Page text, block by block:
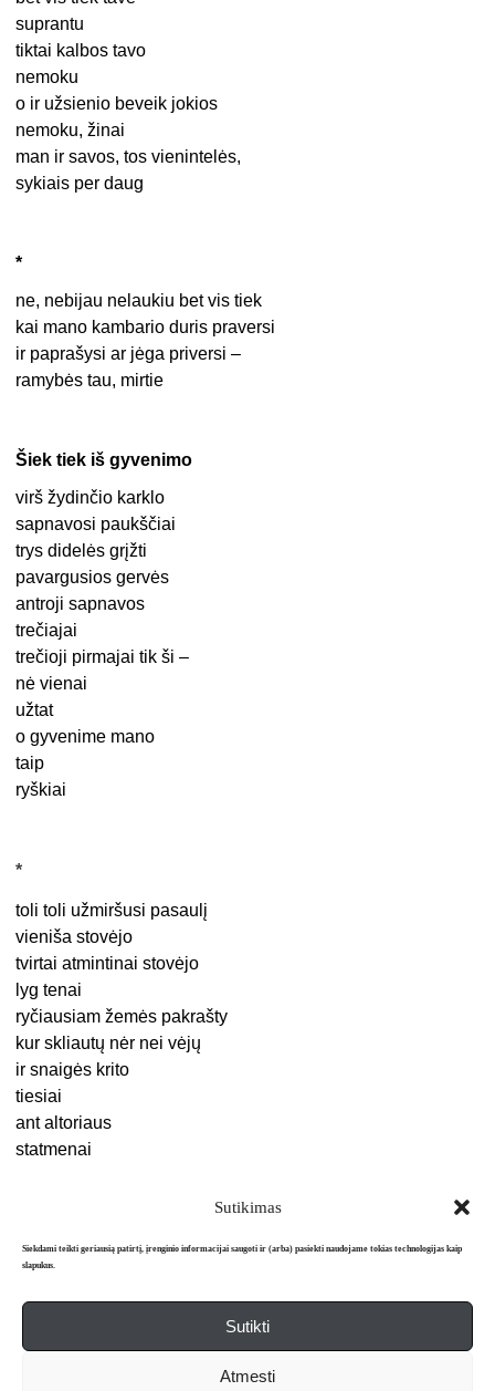
Sutikimas
Siekdami teikti geriausią patirtį, įrenginio informacijai saugoti ir (arba) pasiekti naudojame tokias technologijas kaip
slapukus.
Sutikti
Atmesti
suprantu
tiktai kalbos tavo
nemoku
o ir užsienio beveik jokios
nemoku, žinai
man ir savos, tos vienintelės,
sykiais per daug
*
ne, nebijau nelaukiu bet vis tiek
kai mano kambario duris praversi
ir paprašysi ar jėga priversi –
ramybės tau, mirtie
Šiek tiek iš gyvenimo
virš žydinčio karklo
sapnavosi paukščiai
trys didelės grįžti
pavargusios gervės
antroji sapnavos
trečiajai
trečioji pirmajai tik ši –
nė vienai
užtat
o gyvenime mano
taip
ryškiai
*
toli toli užmiršusi pasaulį
vieniša stovėjo
tvirtai atmintinai stovėjo
lyg tenai
ryčiausiam žemės pakrašty
kur skliautų nėr nei vėjų
ir snaigės krito
tiesiai
ant altoriaus
statmenai
Apie mus Redakcija Prenumerata